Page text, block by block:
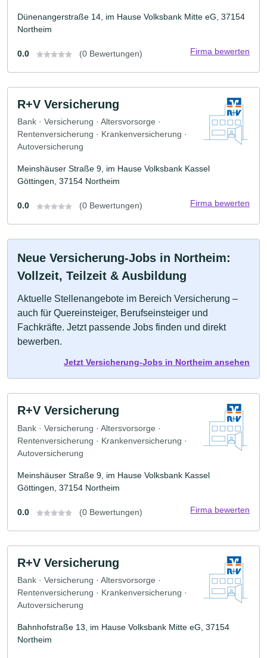
Dünenangerstraße 14, im Hause Volksbank Mitte eG, 37154
Northeim
0.0 (0 Bewertungen) Firma bewerten
R+V Versicherung
Bank · Versicherung · Altersvorsorge ·
Rentenversicherung · Krankenversicherung ·
Autoversicherung
Meinshäuser Straße 9, im Hause Volksbank Kassel
Göttingen, 37154 Northeim
0.0 (0 Bewertungen) Firma bewerten
Neue Versicherung-Jobs in Northeim:
Vollzeit, Teilzeit & Ausbildung
Aktuelle Stellenangebote im Bereich Versicherung –
auch für Quereinsteiger, Berufseinsteiger und
Fachkräfte. Jetzt passende Jobs finden und direkt
bewerben.
Jetzt Versicherung-Jobs in Northeim ansehen
R+V Versicherung
Bank · Versicherung · Altersvorsorge ·
Rentenversicherung · Krankenversicherung ·
Autoversicherung
Meinshäuser Straße 9, im Hause Volksbank Kassel
Göttingen, 37154 Northeim
0.0 (0 Bewertungen) Firma bewerten
R+V Versicherung
Bank · Versicherung · Altersvorsorge ·
Rentenversicherung · Krankenversicherung ·
Autoversicherung
Bahnhofstraße 13, im Hause Volksbank Mitte eG, 37154
Northeim